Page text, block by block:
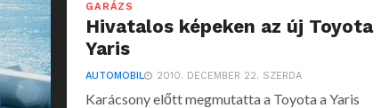
GARÁZS
Hivatalos képeken az új Toyota
Yaris
AUTOMOBIL 2010. DECEMBER 22. SZERDA
Karácsony előtt megmutatta a Toyota a Yaris